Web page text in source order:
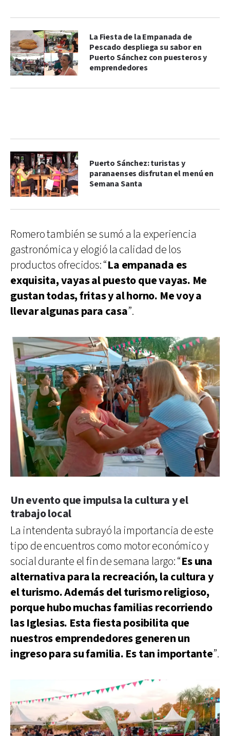
La Fiesta de la Empanada de
Pescado despliega su sabor en
Puerto Sánchez con puesteros y
emprendedores
Puerto Sánchez: turistas y
paranaenses disfrutan el menú en
Semana Santa
Romero también se sumó a la experiencia
gastronómica y elogió la calidad de los
productos ofrecidos: “La empanada es
exquisita, vayas al puesto que vayas. Me
gustan todas, fritas y al horno. Me voy a
llevar algunas para casa”.
Un evento que impulsa la cultura y el
trabajo local
La intendenta subrayó la importancia de este
tipo de encuentros como motor económico y
social durante el fin de semana largo: “Es una
alternativa para la recreación, la cultura y
el turismo. Además del turismo religioso,
porque hubo muchas familias recorriendo
las Iglesias. Esta fiesta posibilita que
nuestros emprendedores generen un
ingreso para su familia. Es tan importante”.